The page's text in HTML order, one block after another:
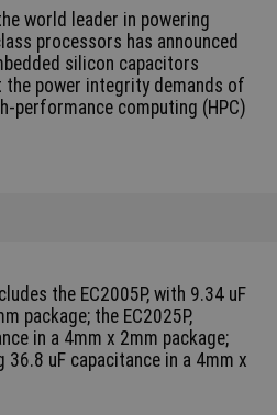
world leader in powering
processors has announced
silicon capacitors
the power integrity demands of
performance computing (HPC)
the EC2005P, with 9.34 uF
package; the EC2025P,
in a 4mm x 2mm package;
36.8 uF capacitance in a 4mm x